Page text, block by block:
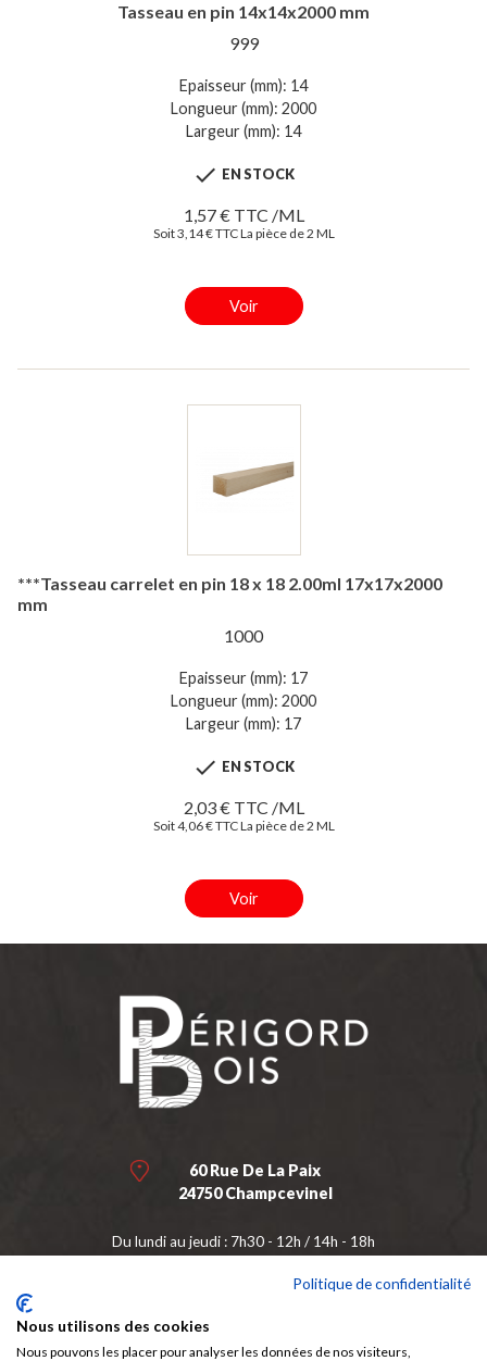
Tasseau en pin 14x14x2000 mm
999
Epaisseur (mm): 14
Longueur (mm): 2000
Largeur (mm): 14
 EN STOCK
1,57 € TTC /ML
Soit 3,14 € TTC La pièce de 2 ML
Voir
***Tasseau carrelet en pin 18 x 18 2.00ml 17x17x2000
mm
1000
Epaisseur (mm): 17
Longueur (mm): 2000
Largeur (mm): 17
 EN STOCK
2,03 € TTC /ML
Soit 4,06 € TTC La pièce de 2 ML
Voir
60 Rue De La Paix
24750 Champcevinel
Du lundi au jeudi : 7h30 - 12h / 14h - 18h
05 53 04 68 22
Politique de confidentialité
Nous utilisons des cookies
Nous pouvons les placer pour analyser les données de nos visiteurs,